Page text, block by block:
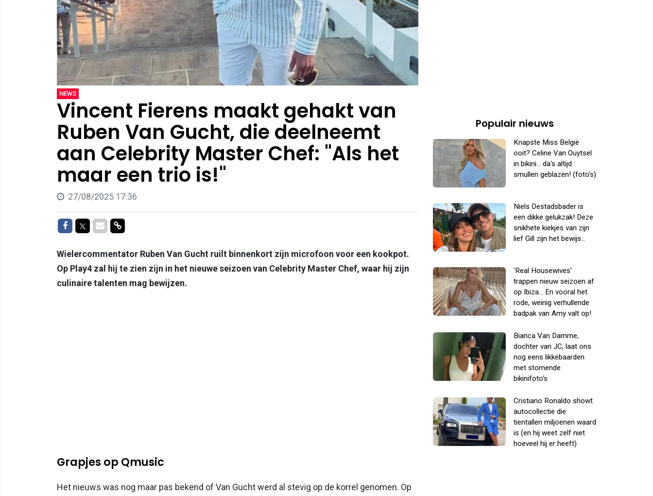
NEWS
Vincent Fierens maakt gehakt van
Ruben Van Gucht, die deelneemt
aan Celebrity Master Chef: "Als het
maar een trio is!"
27/08/2025 17:36
Delen op Facebook
Delen op Twitter
Delen via Mail
Delen via link
Wielercommentator Ruben Van Gucht ruilt binnenkort zijn microfoon voor een kookpot.
Op Play4 zal hij te zien zijn in het nieuwe seizoen van Celebrity Master Chef, waar hij zijn
culinaire talenten mag bewijzen.
Grapjes op Qmusic
Het nieuws was nog maar pas bekend of Van Gucht werd al stevig op de korrel genomen. Op
Populair nieuws
Knapste Miss België
ooit? Celine Van Ouytsel
in bikini... da's altijd
smullen geblazen! (foto's)
Niels Destadsbader is
een dikke gelukzak! Deze
snikhete kiekjes van zijn
lief Gill zijn het bewijs...
'Real Housewives'
trappen nieuw seizoen af
op Ibiza... En vooral het
rode, weinig verhullende
badpak van Amy valt op!
Bianca Van Damme,
dochter van JC, laat ons
nog eens likkebaarden
met stomende
bikinifoto's
Cristiano Ronaldo showt
autocollectie die
tientallen miljoenen waard
is (en hij weet zelf niet
hoeveel hij er heeft)